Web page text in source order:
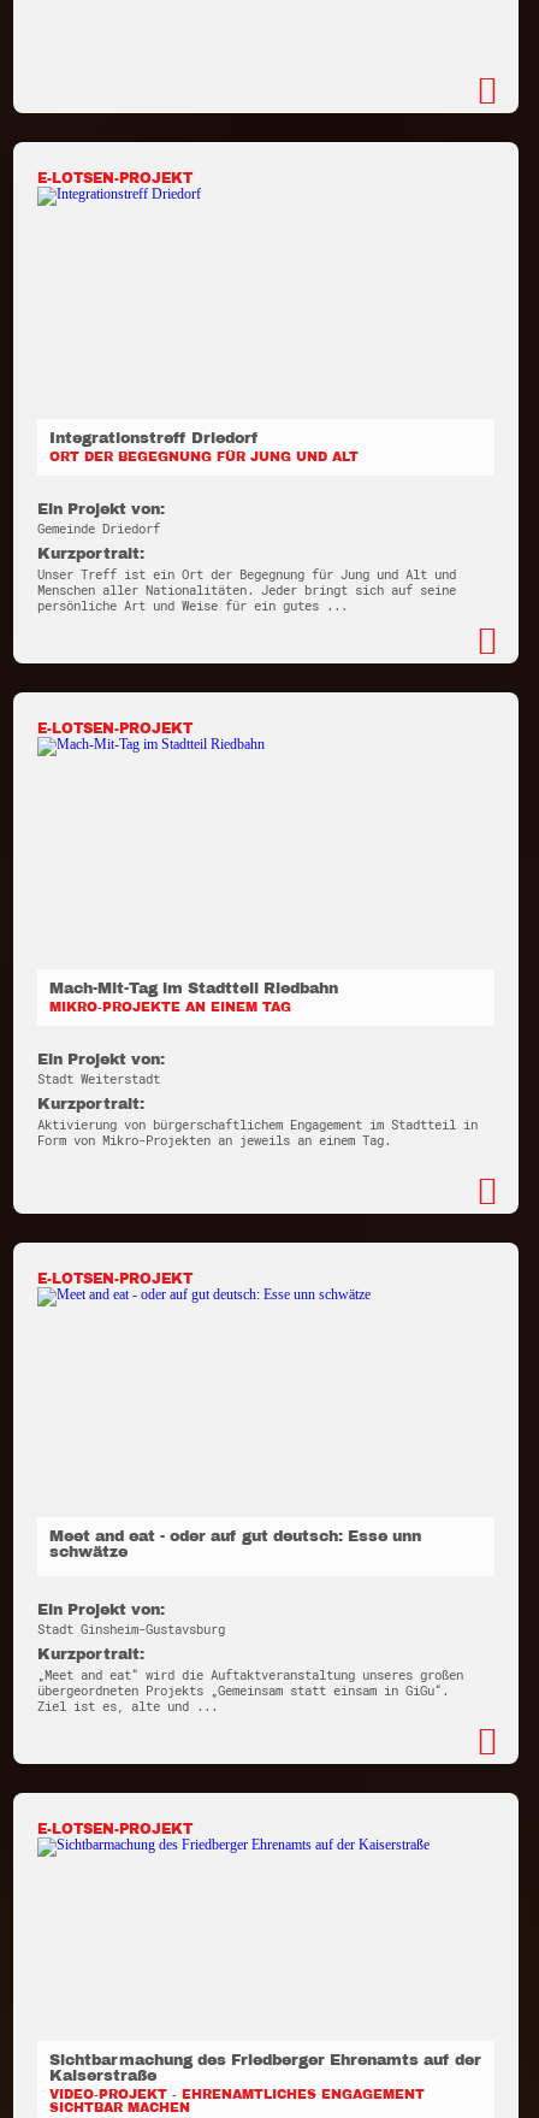
E-LOTSEN-PROJEKT
Integrationstreff Driedorf
ORT DER BEGEGNUNG FÜR JUNG UND ALT
Ein Projekt von:
Gemeinde Driedorf
Kurzportrait:
Unser Treff ist ein Ort der Begegnung für Jung und Alt und
Menschen aller Nationalitäten. Jeder bringt sich auf seine
persönliche Art und Weise für ein gutes ...
E-LOTSEN-PROJEKT
Mach-Mit-Tag im Stadtteil Riedbahn
MIKRO-PROJEKTE AN EINEM TAG
Ein Projekt von:
Stadt Weiterstadt
Kurzportrait:
Aktivierung von bürgerschaftlichem Engagement im Stadtteil in
Form von Mikro-Projekten an jeweils an einem Tag.
E-LOTSEN-PROJEKT
Meet and eat - oder auf gut deutsch: Esse unn
schwätze
Ein Projekt von:
Stadt Ginsheim-Gustavsburg
Kurzportrait:
„Meet and eat“ wird die Auftaktveranstaltung unseres großen
übergeordneten Projekts „Gemeinsam statt einsam in GiGu“.
Ziel ist es, alte und ...
E-LOTSEN-PROJEKT
Sichtbarmachung des Friedberger Ehrenamts auf der
Kaiserstraße
VIDEO-PROJEKT - EHRENAMTLICHES ENGAGEMENT
SICHTBAR MACHEN